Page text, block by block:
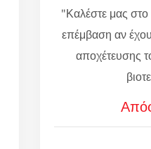
"Καλέστε μας
επέμβαση αν
αποχέτευσης